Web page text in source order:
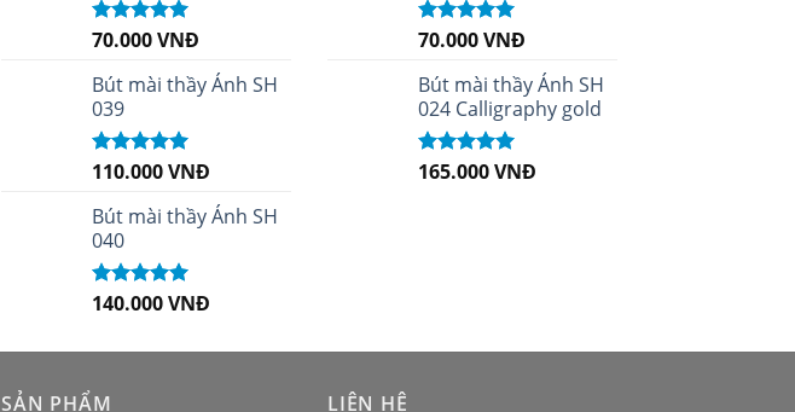
Được xếp
sao
70.000VNĐ
Bút mài thầy Ánh SH
039
Được xếp
sao
110.000VNĐ
Bút mài thầy Ánh SH
040
Được xếp
140.000VNĐ
Được xếp
sao
70.000VNĐ
Bút mài thầy Ánh SH
024 Calligraphy gold
Được xếp
165.000VNĐ
SẢN PHẨM LIÊN HỆ